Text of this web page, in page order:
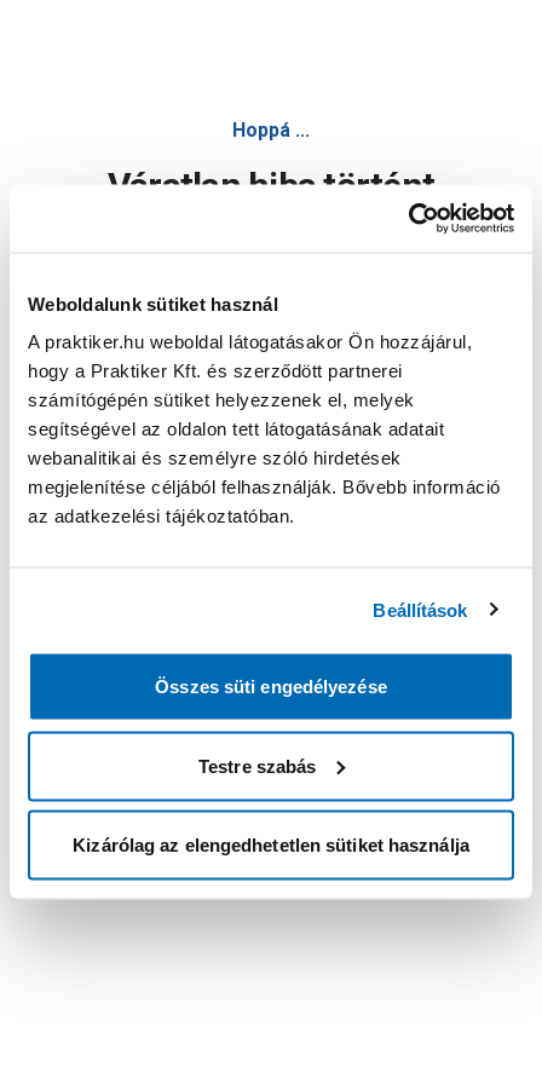
Weboldalunk sütiket használ
A praktiker.hu weboldal látogatásakor Ön hozzájárul,
hogy a Praktiker Kft. és szerződött partnerei
számítógépén sütiket helyezzenek el, melyek
segítségével az oldalon tett látogatásának adatait
webanalitikai és személyre szóló hirdetések
megjelenítése céljából felhasználják. Bővebb információ
az adatkezelési tájékoztatóban.
Beállítások
Összes süti engedélyezése
Testre szabás
Kizárólag az elengedhetetlen sütiket használja
Hoppá ...
Váratlan hiba történt
Oldal újratöltése